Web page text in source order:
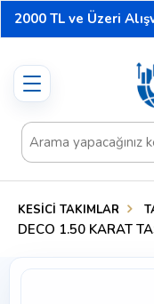
2000 TL ve Üzeri
Toggle
KESİCİ TAKIMLAR
DECO 1.50 KARAT